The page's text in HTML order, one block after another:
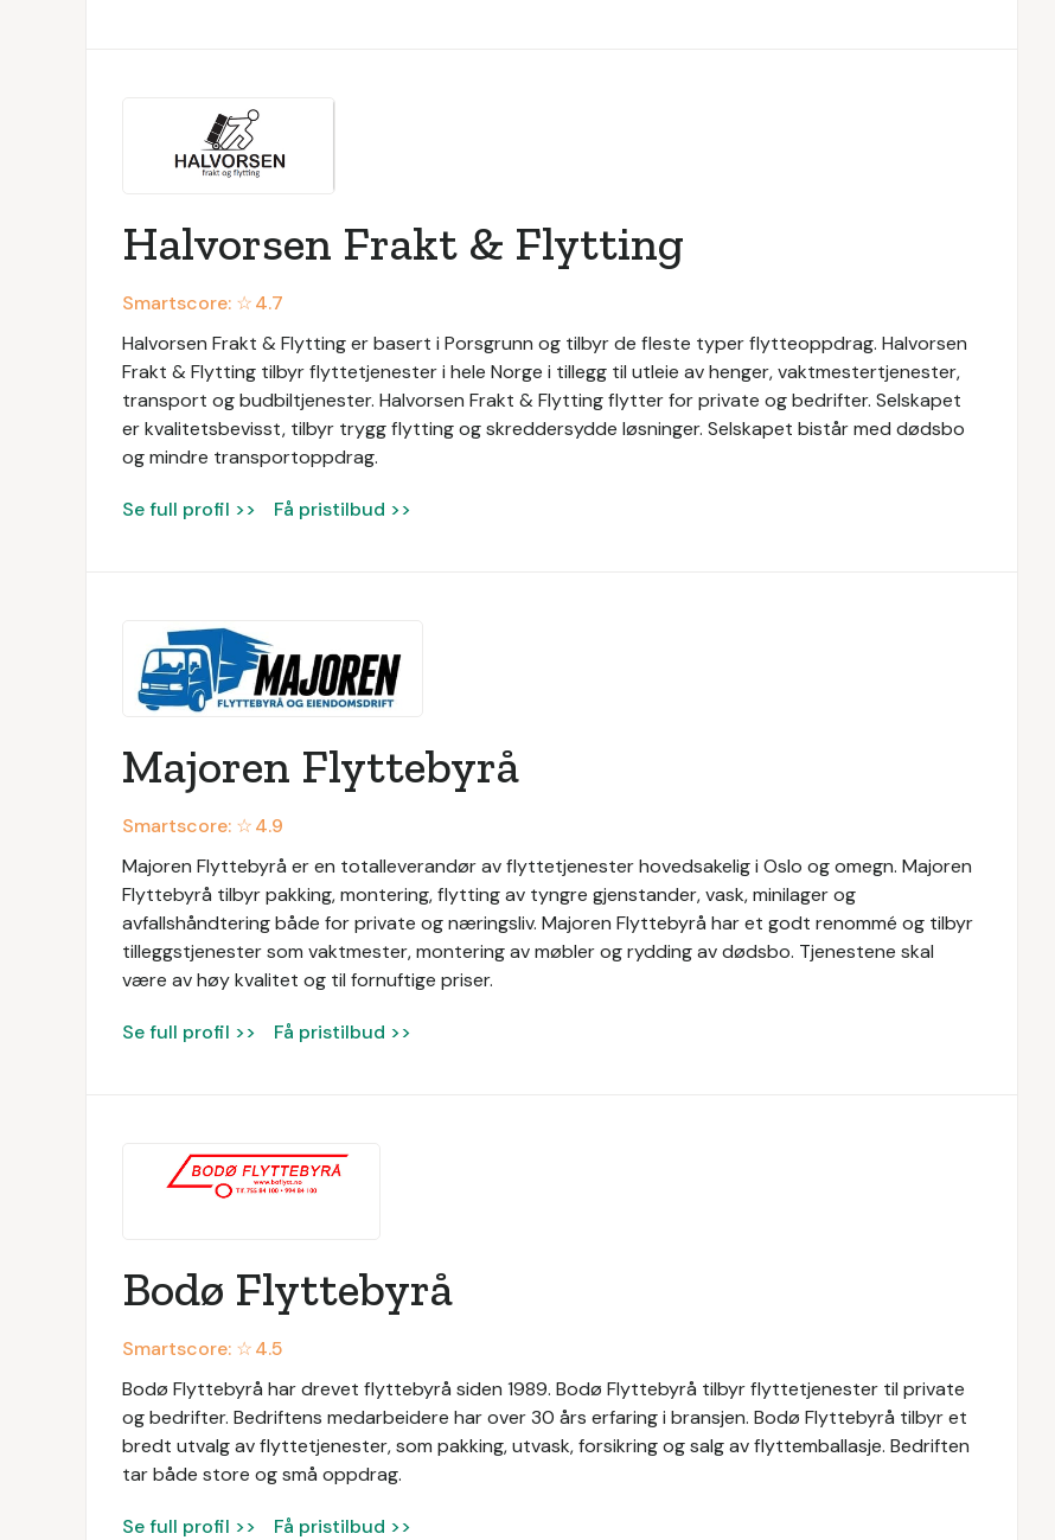
Halvorsen Frakt & Flytting
Smartscore: ☆4.7
Halvorsen Frakt & Flytting er basert i Porsgrunn og tilbyr de fleste typer flytteoppdrag. Halvorsen
Frakt & Flytting tilbyr flyttetjenester i hele Norge i tillegg til utleie av henger, vaktmestertjenester,
transport og budbiltjenester. Halvorsen Frakt & Flytting flytter for private og bedrifter. Selskapet
er kvalitetsbevisst, tilbyr trygg flytting og skreddersydde løsninger. Selskapet bistår med dødsbo
og mindre transportoppdrag.
Se full profil >> Få pristilbud >>
Majoren Flyttebyrå
Smartscore: ☆4.9
Majoren Flyttebyrå er en totalleverandør av flyttetjenester hovedsakelig i Oslo og omegn. Majoren
Flyttebyrå tilbyr pakking, montering, flytting av tyngre gjenstander, vask, minilager og
avfallshåndtering både for private og næringsliv. Majoren Flyttebyrå har et godt renommé og tilbyr
tilleggstjenester som vaktmester, montering av møbler og rydding av dødsbo. Tjenestene skal
være av høy kvalitet og til fornuftige priser.
Se full profil >> Få pristilbud >>
Bodø Flyttebyrå
Smartscore: ☆4.5
Bodø Flyttebyrå har drevet flyttebyrå siden 1989. Bodø Flyttebyrå tilbyr flyttetjenester til private
og bedrifter. Bedriftens medarbeidere har over 30 års erfaring i bransjen. Bodø Flyttebyrå tilbyr et
bredt utvalg av flyttetjenester, som pakking, utvask, forsikring og salg av flyttemballasje. Bedriften
tar både store og små oppdrag.
Se full profil >> Få pristilbud >>